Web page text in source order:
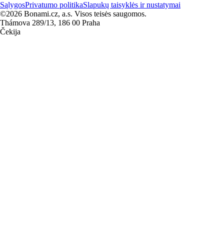
SąlygosPrivatumo politikaSlapukų taisyklės ir nustatymai
©2026 Bonami.cz, a.s. Visos teisės saugomos.
Thámova 289/13, 186 00 Praha
Čekija